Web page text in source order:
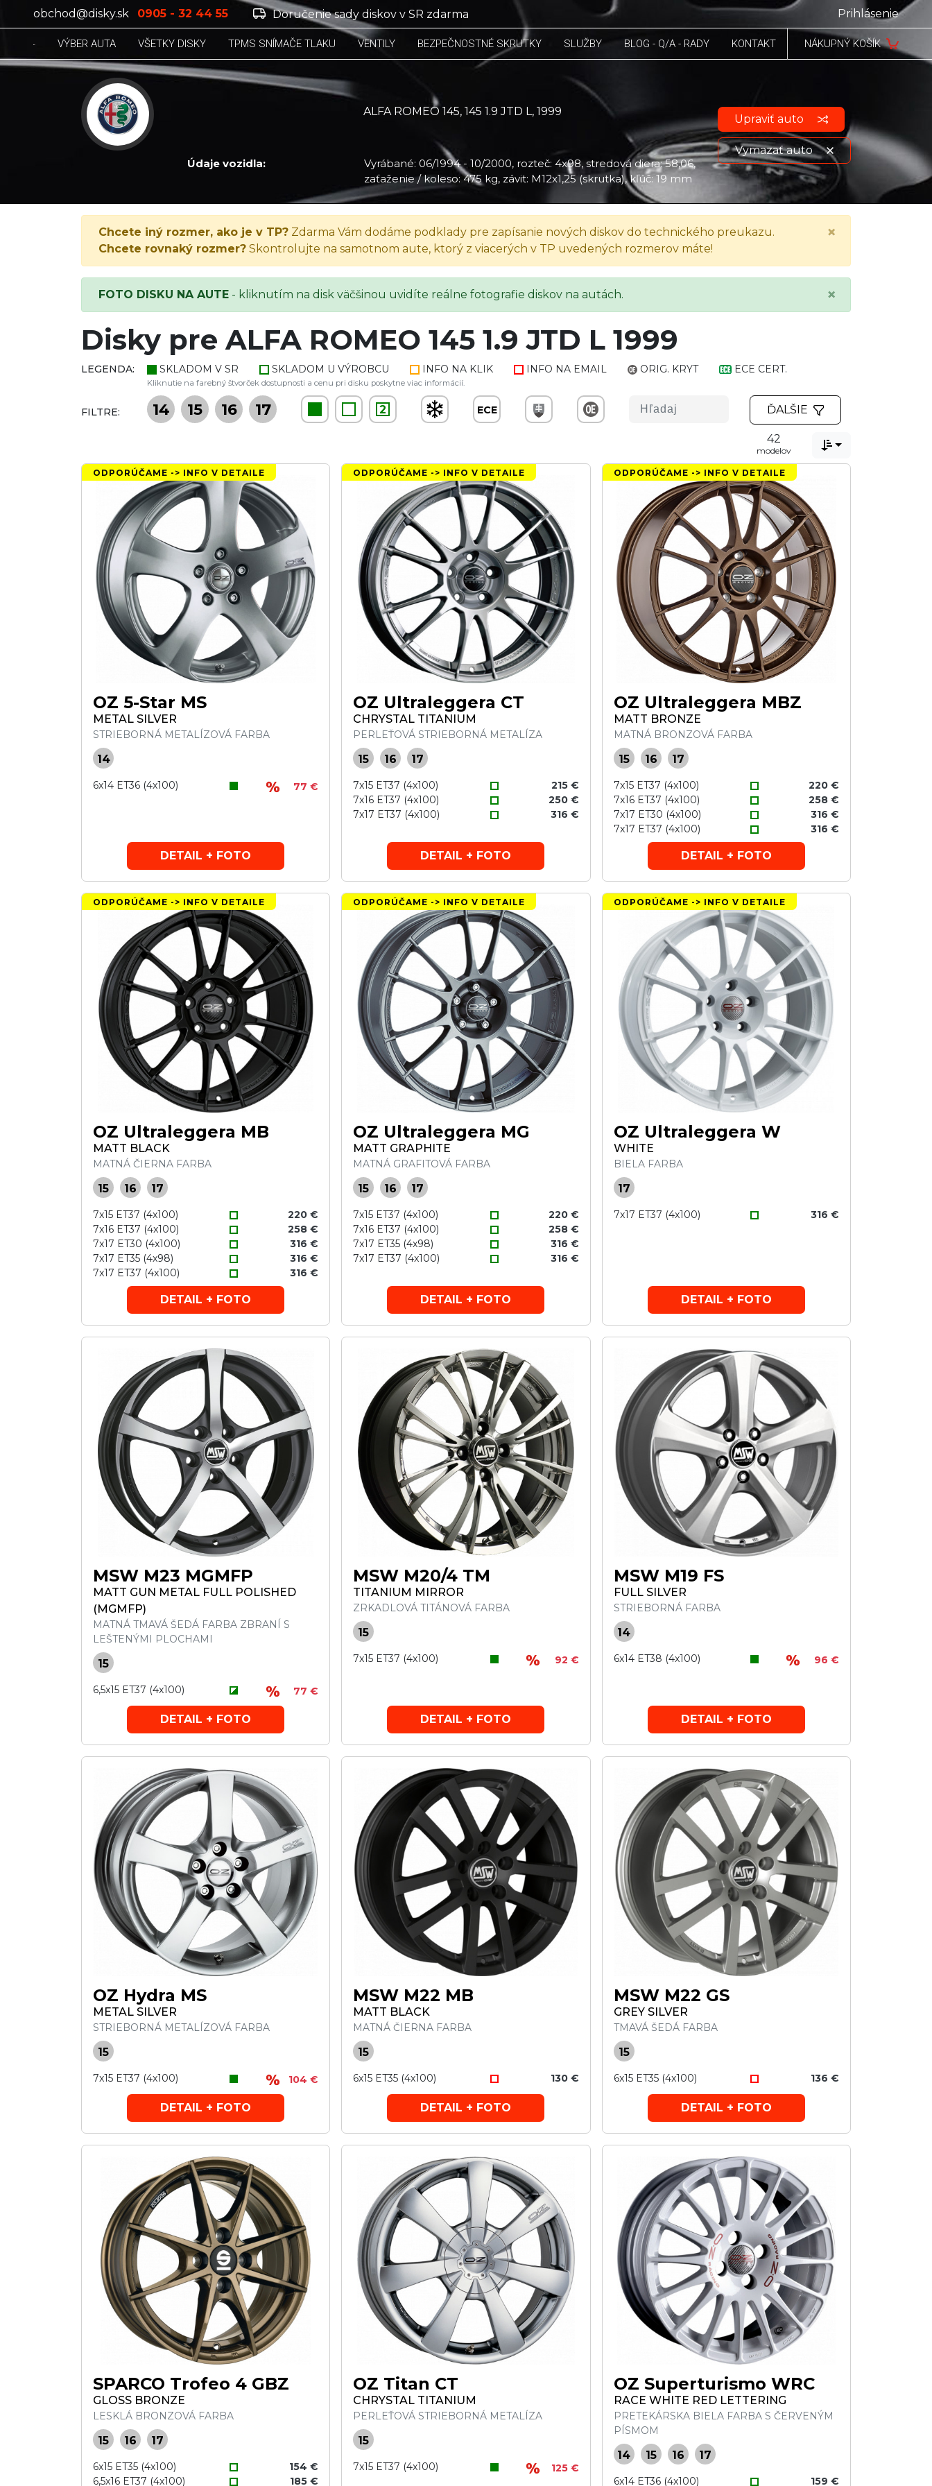
obchod@disky.sk 0905 - 32 44 55 Doručenie sady diskov v SR zdarma Prihlásenie
VÝBER AUTA VŠETKY DISKY TPMS SNÍMAČE TLAKU VENTILY BEZPEČNOSTNÉ SKRUTKY SLUŽBY BLOG - Q/A - RADY KONTAKT NÁKUPNÝ KOŠÍK
ALFA ROMEO 145, 145 1.9 JTD L, 1999
Údaje vozidla:
Vyrábané: 06/1994 - 10/2000, rozteč: 4x98, stredová diera: 58,06,
zaťaženie / koleso: 475 kg, závit: M12x1,25 (skrutka), kľúč: 19 mm
Upraviť auto
Vymazať auto
ALFA ROMEO 145, 145 1.9 JTD L, 1999
Zobraziť údaje o vozidle
Chcete iný rozmer, ako je v TP? Zdarma Vám dodáme podklady pre zapísanie nových diskov do technického preukazu.
Chcete rovnaký rozmer? Skontrolujte na samotnom aute, ktorý z viacerých v TP uvedených rozmerov máte!
×
FOTO DISKU NA AUTE - kliknutím na disk väčšinou uvidíte reálne fotografie diskov na autách. ×
Disky pre ALFA ROMEO 145 1.9 JTD L 1999
LEGENDA: SKLADOM V SR SKLADOM U VÝROBCU INFO NA KLIK INFO NA EMAIL ORIG. KRYT ECE CERT.
Kliknutie na farebný štvorček dostupnosti a cenu pri disku poskytne viac informácií.
FILTRE: 14 15 16 17 2 ECE ĎALŠIE
42
modelov 
ODPORÚČAME -> INFO V DETAILE
OZ 5-Star MS
METAL SILVER
STRIEBORNÁ METALÍZOVÁ FARBA
14
6x14 ET36 (4x100) 77 €
DETAIL + FOTO
ODPORÚČAME -> INFO V DETAILE
OZ Ultraleggera CT
CHRYSTAL TITANIUM
PERLEŤOVÁ STRIEBORNÁ METALÍZA
15 16 17
7x15 ET37 (4x100)
215 €
7x16 ET37 (4x100)
250 €
7x17 ET37 (4x100)
316 €
DETAIL + FOTO
ODPORÚČAME -> INFO V DETAILE
OZ Ultraleggera MBZ
MATT BRONZE
MATNÁ BRONZOVÁ FARBA
15 16 17
7x15 ET37 (4x100)
220 €
7x16 ET37 (4x100)
258 €
7x17 ET30 (4x100)
316 €
7x17 ET37 (4x100)
316 €
DETAIL + FOTO
ODPORÚČAME -> INFO V DETAILE
OZ Ultraleggera MB
MATT BLACK
MATNÁ ČIERNA FARBA
15 16 17
7x15 ET37 (4x100)
220 €
7x16 ET37 (4x100)
258 €
7x17 ET30 (4x100)
316 €
7x17 ET35 (4x98)
316 €
7x17 ET37 (4x100)
316 €
DETAIL + FOTO
ODPORÚČAME -> INFO V DETAILE
OZ Ultraleggera MG
MATT GRAPHITE
MATNÁ GRAFITOVÁ FARBA
15 16 17
7x15 ET37 (4x100)
220 €
7x16 ET37 (4x100)
258 €
7x17 ET35 (4x98)
316 €
7x17 ET37 (4x100)
316 €
DETAIL + FOTO
ODPORÚČAME -> INFO V DETAILE
OZ Ultraleggera W
WHITE
BIELA FARBA
17
7x17 ET37 (4x100) 316 €
DETAIL + FOTO
MSW M23 MGMFP
MATT GUN METAL FULL POLISHED
(MGMFP)
MATNÁ TMAVÁ ŠEDÁ FARBA ZBRANÍ S
LEŠTENÝMI PLOCHAMI
15
6,5x15 ET37 (4x100) 77 €
DETAIL + FOTO
MSW M20/4 TM
TITANIUM MIRROR
ZRKADLOVÁ TITÁNOVÁ FARBA
15
7x15 ET37 (4x100) 92 €
DETAIL + FOTO
MSW M19 FS
FULL SILVER
STRIEBORNÁ FARBA
14
6x14 ET38 (4x100) 96 €
DETAIL + FOTO
OZ Hydra MS
METAL SILVER
STRIEBORNÁ METALÍZOVÁ FARBA
15
7x15 ET37 (4x100) 104 €
DETAIL + FOTO
MSW M22 MB
MATT BLACK
MATNÁ ČIERNA FARBA
15
6x15 ET35 (4x100) 130 €
DETAIL + FOTO
MSW M22 GS
GREY SILVER
TMAVÁ ŠEDÁ FARBA
15
6x15 ET35 (4x100) 136 €
DETAIL + FOTO
SPARCO Trofeo 4 GBZ
GLOSS BRONZE
LESKLÁ BRONZOVÁ FARBA
15 16 17
6x15 ET35 (4x100)
154 €
6,5x16 ET37 (4x100)
185 €
OZ Titan CT
CHRYSTAL TITANIUM
PERLEŤOVÁ STRIEBORNÁ METALÍZA
15
7x15 ET37 (4x100) 125 €
OZ Superturismo WRC
RACE WHITE RED LETTERING
PRETEKÁRSKA BIELA FARBA S ČERVENÝM
PÍSMOM
14 15 16 17
6x14 ET36 (4x100) 159 €